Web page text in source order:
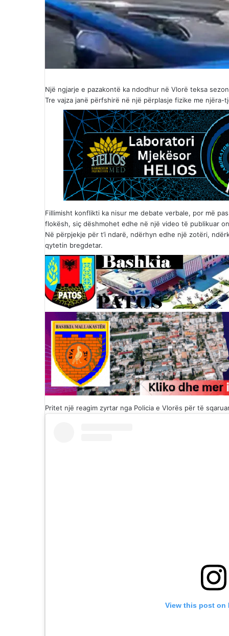
Një ngjarje e pazakontë ka ndodhur në Vlorë teksa
Tre vajza janë përfshirë në një përplasje fizike me
Fillimisht konflikti ka nisur me debate verbale, por më
flokësh, siç dëshmohet edhe në një video të publikuar
Në përpjekje për t’i ndarë, ndërhyn edhe një zotëri,
qytetin bregdetar.
Pritet një reagim zyrtar nga Policia e Vlorës për të
View this post on